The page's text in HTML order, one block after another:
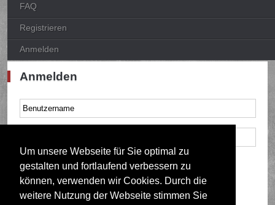
Um unsere Webseite für Sie optimal zu
gestalten und fortlaufend verbessern zu
können, verwenden wir Cookies. Durch die
weitere Nutzung der Webseite stimmen Sie
FAQ
Registrieren
Anmelden
Anmelden
Mich bei jedem Besuch automatisch anmelden